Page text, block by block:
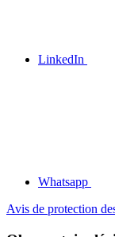
LinkedIn
Whatsapp
Avis de protection